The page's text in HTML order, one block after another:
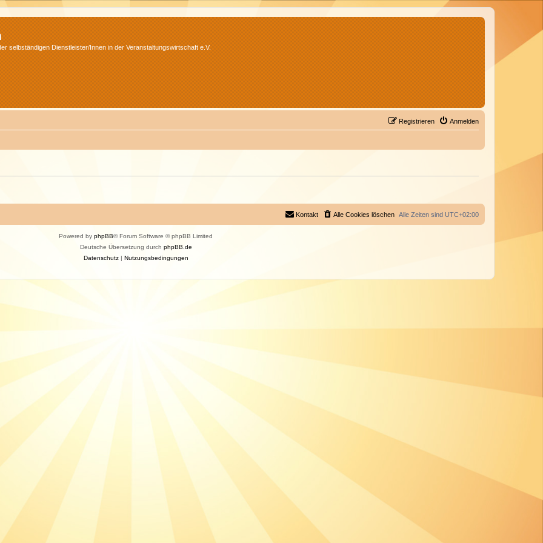
selbständigen Dienstleister/Innen in der Veranstaltungswirtschaft e.V.
Anmelden
Registrieren
Alle Zeiten sind UTC+02:00
Alle Cookies löschen
Kontakt
Powered by phpBB® Forum Software © phpBB Limited
Deutsche Übersetzung durch phpBB.de
Datenschutz| Nutzungsbedingungen